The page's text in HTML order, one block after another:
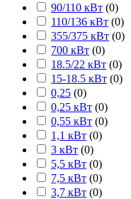
90/110 кВт (0)
110/136 кВт (0)
355/375 кВт (0)
700 кВт (0)
18.5/22 кВт (0)
15-18.5 кВт (0)
0,25 (0)
0,25 кВт (0)
0,55 кВт (0)
1,1 кВт (0)
3 кВт (0)
5,5 кВт (0)
7,5 кВт (0)
3,7 кВт (0)